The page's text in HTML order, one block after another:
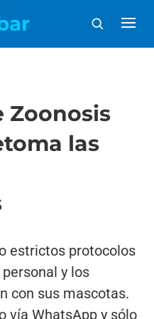
Zoonosis
las
estrictos protocolos
y los
con sus mascotas.
vía WhatsApp y sólo